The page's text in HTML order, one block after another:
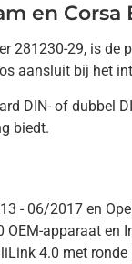
en Corsa
281230-29, is
aansluit bij het
DIN- of dubbel
biedt.
- 06/2017 en
apparaat en
4.0 met